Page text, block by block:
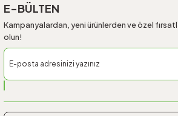
E-BÜLTEN
Kampanyalardan, yeni ürünlerden ve özel
olun!